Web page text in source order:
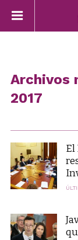
Archivos
2017
El